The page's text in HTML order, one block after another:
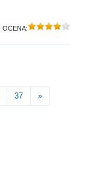
, OCENA:
37 »